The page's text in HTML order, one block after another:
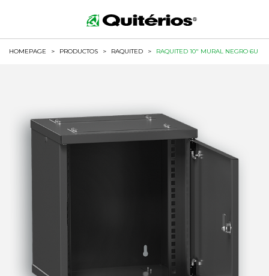
HOMEPAGE > PRODUCTOS > RAQUITED > RAQUITED 10" MURAL NEGRO 6U